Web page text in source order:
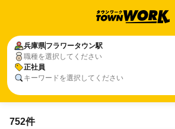
兵庫県フラワータウン駅
職種を選択してください
正社員
キーワードを選択してください
752件